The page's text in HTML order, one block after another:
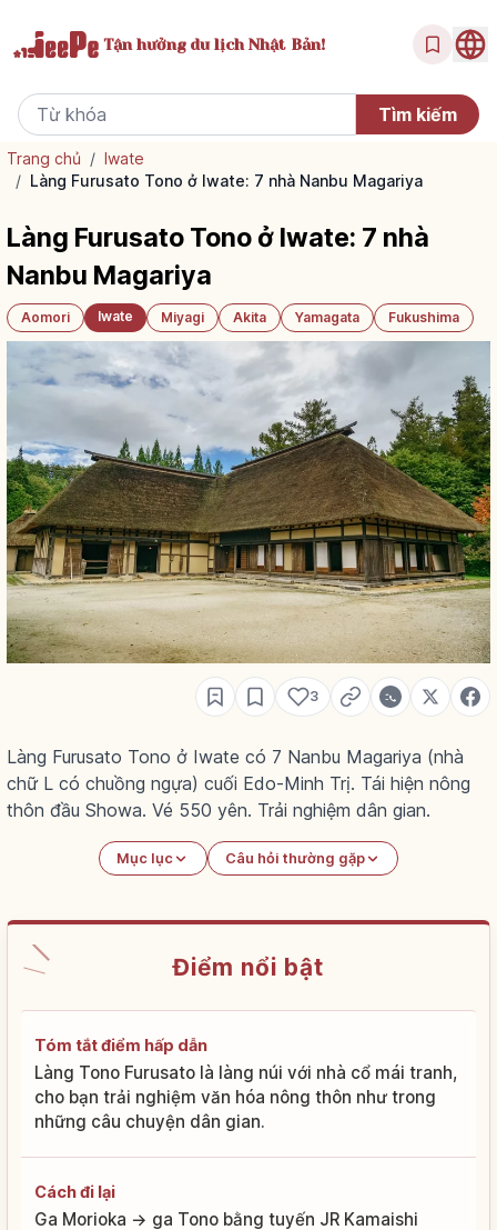
Tận hưởngdu lịch Nhật Bản!
Trang chủ / Iwate
/ Làng Furusato Tono ở Iwate: 7 nhà Nanbu Magariya
Làng Furusato Tono ở Iwate: 7 nhà
Nanbu Magariya
Aomori Iwate Miyagi Akita Yamagata Fukushima
3
Làng Furusato Tono ở Iwate có 7 Nanbu Magariya (nhà
chữ L có chuồng ngựa) cuối Edo-Minh Trị. Tái hiện nông
thôn đầu Showa. Vé 550 yên. Trải nghiệm dân gian.
Mục lục Câu hỏi thường gặp
Điểm nổi bật
Tóm tắt điểm hấp dẫn
Làng Tono Furusato là làng núi với nhà cổ mái tranh,
cho bạn trải nghiệm văn hóa nông thôn như trong
những câu chuyện dân gian.
Cách đi lại
Ga Morioka → ga Tono bằng tuyến JR Kamaishi